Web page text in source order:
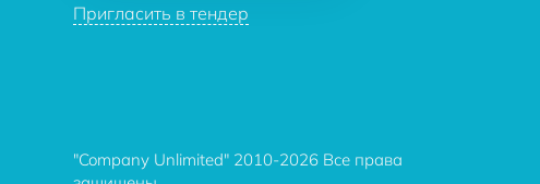
Пригласить в тендер
"Company Unlimited" 2010-2026 Все права